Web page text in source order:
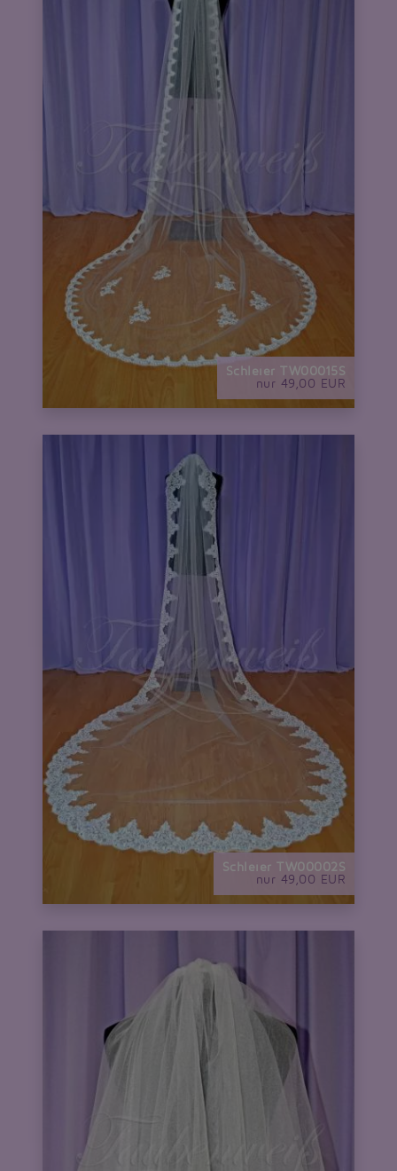
Schleier TW00015S
nur 49,00 EUR
Schleier TW00002S
nur 49,00 EUR